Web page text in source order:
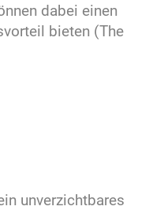
dabei einen
bieten (The
unverzichtbares